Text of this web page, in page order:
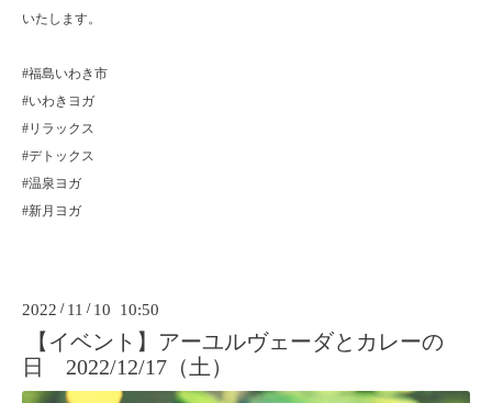
いたします。
#福島いわき市
#いわきヨガ
#リラックス
#デトックス
#温泉ヨガ
#新月ヨガ
2022 / 11 / 10 10:50
【イベント】アーユルヴェーダとカレーの
日 2022/12/17（土）